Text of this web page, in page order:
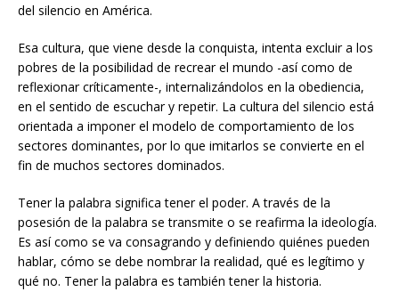
del silencio en América.
Esa cultura, que viene desde la conquista, intenta excluir a los
pobres de la posibilidad de recrear el mundo -así como de
reflexionar críticamente-, internalizándolos en la obediencia,
en el sentido de escuchar y repetir. La cultura del silencio está
orientada a imponer el modelo de comportamiento de los
sectores dominantes, por lo que imitarlos se convierte en el
fin de muchos sectores dominados.
Tener la palabra significa tener el poder. A través de la
posesión de la palabra se transmite o se reafirma la ideología.
Es así como se va consagrando y definiendo quiénes pueden
hablar, cómo se debe nombrar la realidad, qué es legítimo y
qué no. Tener la palabra es también tener la historia.